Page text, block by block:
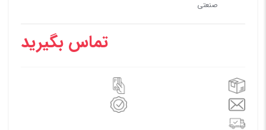
صنعتی
تماس بگیرید